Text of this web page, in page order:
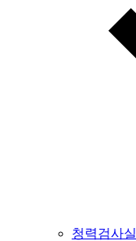
청력검사실